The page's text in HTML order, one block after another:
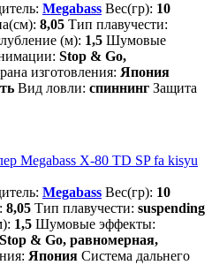
Megabass Вес(гр): 10
8,05 Тип плавучести:
(м): 1,5 Шумовые
Stop & Go,
изготовления: Япония
Вид ловли: спиннинг Защита
Megabass X-80 TD SP fa kisyu
Megabass Вес(гр): 10
8,05 Тип плавучести: suspending
1,5 Шумовые эффекты:
Stop & Go, равномерная,
Япония Система дальнего